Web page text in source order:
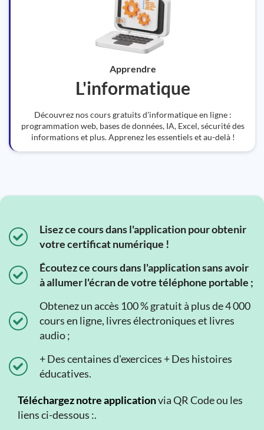
Apprendre
L'informatique
Découvrez nos cours gratuits d'informatique en ligne :
programmation web, bases de données, IA, Excel, sécurité des
informations et plus. Apprenez les essentiels et au-delà !
Lisez ce cours dans l'application pour obtenir
votre certificat numérique !
Écoutez ce cours dans l'application sans avoir
à allumer l'écran de votre téléphone portable ;
Obtenez un accès 100 % gratuit à plus de 4 000
cours en ligne, livres électroniques et livres
audio ;
+ Des centaines d'exercices + Des histoires
éducatives.
Téléchargez notre applicationvia QR Code ou les
liens ci-dessous :.